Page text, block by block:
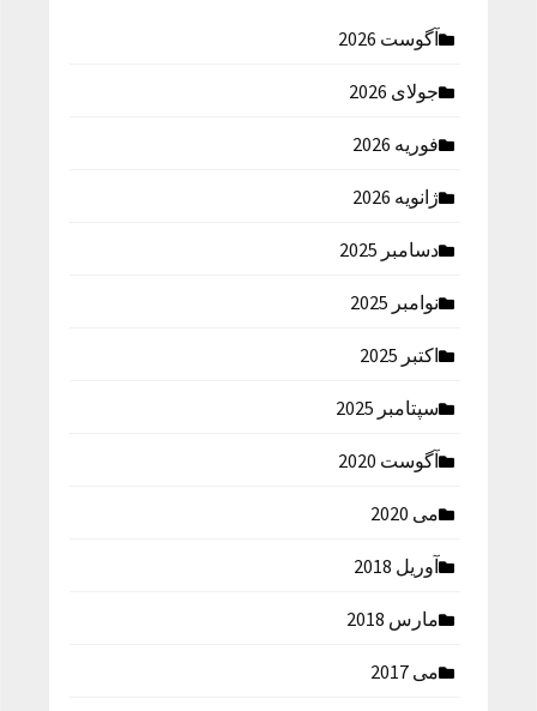
آگوست 2026
جولای 2026
فوریه 2026
ژانویه 2026
دسامبر 2025
نوامبر 2025
اکتبر 2025
سپتامبر 2025
آگوست 2020
می 2020
آوریل 2018
مارس 2018
می 2017